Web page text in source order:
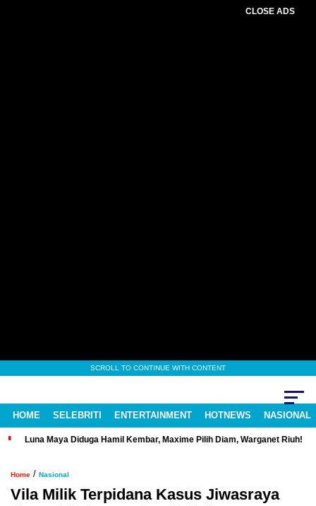
CLOSE ADS
SCROLL TO CONTINUE WITH CONTENT
HOME SELEBRITI ENTERTAINMENT HOTNEWS NASIONAL
Luna Maya Diduga Hamil Kembar, Maxime Pilih Diam, Warganet Riuh!
Home / Nasional
Vila Milik Terpidana Kasus Jiwasraya